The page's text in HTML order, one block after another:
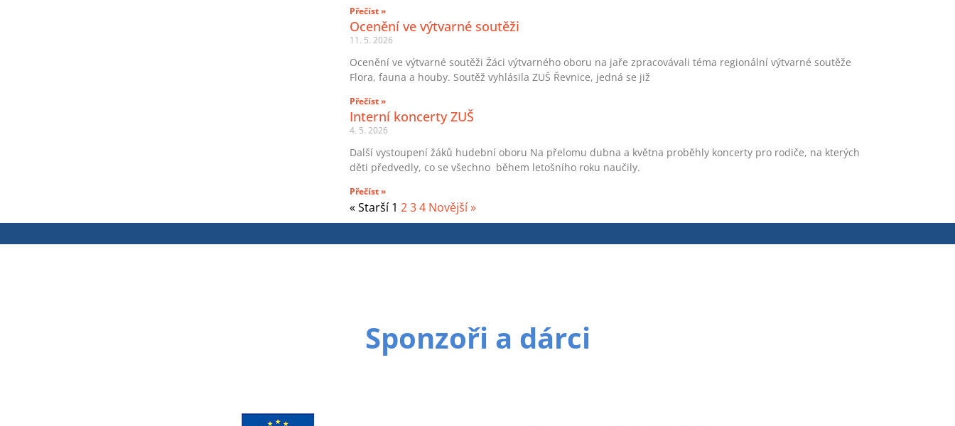
Přečíst »
Ocenění ve výtvarné soutěži
11. 5. 2026
Ocenění ve výtvarné soutěži Žáci výtvarného oboru na jaře zpracovávali téma regionální výtvarné soutěže
Flora, fauna a houby. Soutěž vyhlásila ZUŠ Řevnice, jedná se již
Přečíst »
Interní koncerty ZUŠ
4. 5. 2026
Další vystoupení žáků hudební oboru Na přelomu dubna a května proběhly koncerty pro rodiče, na kterých
děti předvedly, co se všechno během letošního roku naučily.
Přečíst »
« Starší 1 234 Novější »
Sponzoři a dárci